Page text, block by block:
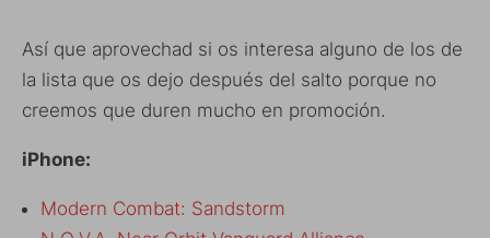
Así que aprovechad si os interesa alguno de los de
la lista que os dejo después del salto porque no
creemos que duren mucho en promoción.
iPhone:
Modern Combat: Sandstorm